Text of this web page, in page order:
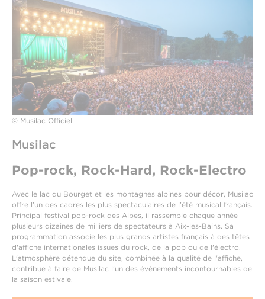
© Musilac Officiel
Musilac
Pop-rock, Rock-Hard, Rock-Electro
Avec le lac du Bourget et les montagnes alpines pour décor, Musilac
offre l'un des cadres les plus spectaculaires de l'été musical français.
Principal festival pop-rock des Alpes, il rassemble chaque année
plusieurs dizaines de milliers de spectateurs à Aix-les-Bains. Sa
programmation associe les plus grands artistes français à des têtes
d'affiche internationales issues du rock, de la pop ou de l'électro.
L'atmosphère détendue du site, combinée à la qualité de l'affiche,
contribue à faire de Musilac l'un des événements incontournables de
la saison estivale.